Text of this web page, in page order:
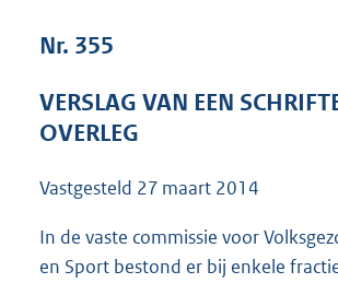
e
K
b
Nr. 355
VERSLAG VAN EEN
OVERLEG
Vastgesteld 27 maart 2014
In de vaste commissie voor
en Sport bestond er bij enkele